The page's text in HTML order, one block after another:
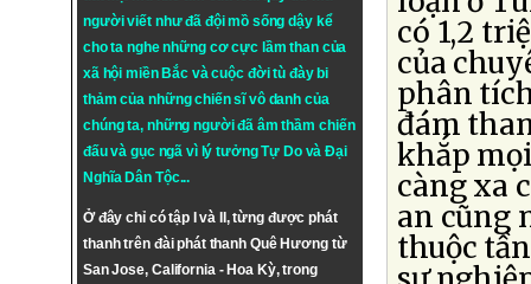
người viết như đã đội mồ sống dậy kể
cho ta nghe những cơ cực lầm than của
xã hội miền Bắc và cuộc đời tù đày bi
thảm của những chiến sĩ vô danh của
chúng ta, những người đã âm thầm chiến
đấu và gục ngã vì lý tưởngTự DovàĐại
Nghĩa Dân Tộc...
Ở đây chỉ có tập I và II, từng được phát
thanh trên đài phát thanh Quê Hương từ
San Jose, California - Hoa Kỳ, trong
có 1,2
của
phân
đám
khắp
càng xa
an cũng
thuộc